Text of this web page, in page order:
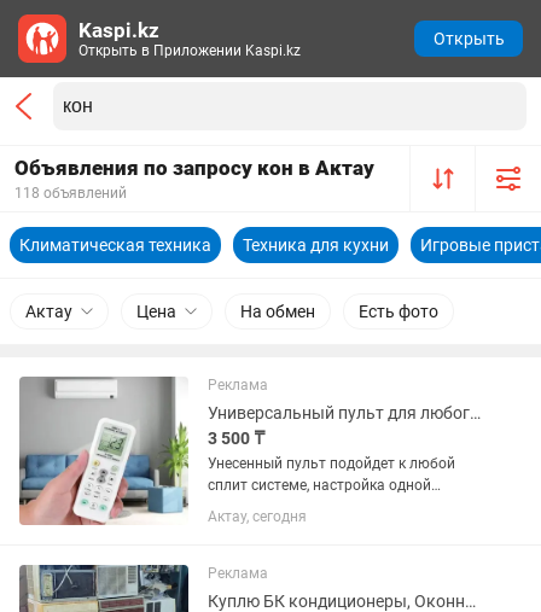
Объявления по запросу кон в Актау
118 объявлений
Климатическая техника Техника для кухни Игровые
Актау Цена На обмен Есть фото
Реклама
Универсальный пульт для любого кондиционера
3 500 ₸
Унесенный пульт подойдет к любой
сплит системе, настройка одной
кнопкой
Актау, сегодня
Реклама
Куплю БК кондиционеры, Оконные, Сплит системы, Кондиционеры.
Kaspi.kz
Открыть в Приложении Kaspi.kz
Открыть